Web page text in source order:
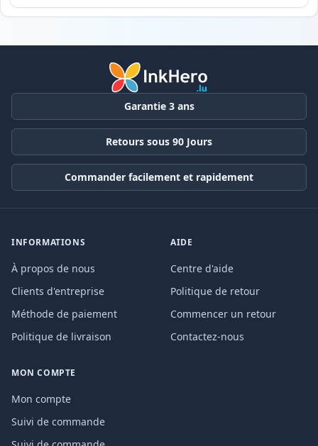
Garantie 3 ans
Retours sous 90 Jours
Commander facilement et rapidement
INFORMATIONS
À propos de nous
Clients d'entreprise
Méthode de paiement
Politique de livraison
AIDE
Centre d'aide
Politique de retour
Commencer un retour
Contactez-nous
MON COMPTE
Mon compte
Suivi de commande